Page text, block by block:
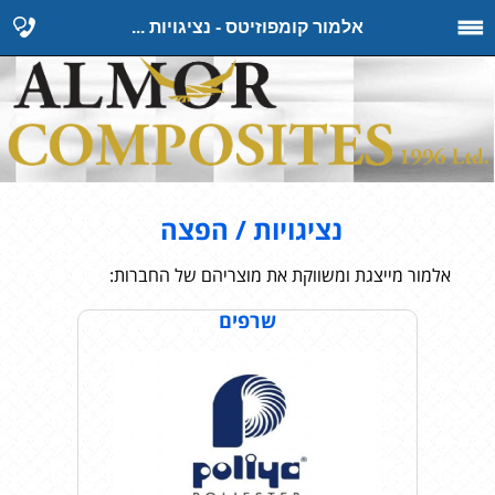
אלמור קומפוזיטס - נציגויות ...
נציגויות / הפצה
אלמור מייצגת ומשווקת את מוצריהם של החברות:
שרפים